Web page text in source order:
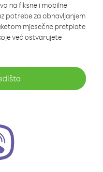
na fiksne i mobilne
potrebe za obnavljanjem
mjesečne pretplate
već ostvarujete